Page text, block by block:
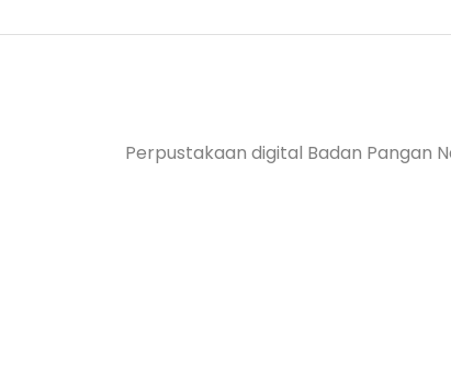
Perpustakaan digital Badan Pangan